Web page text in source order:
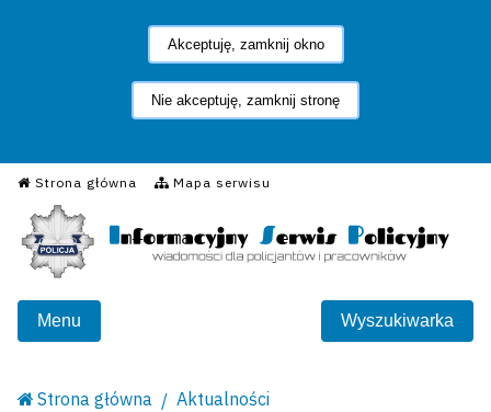
Akceptuję, zamknij okno
Nie akceptuję, zamknij stronę
Strona główna Mapa serwisu
Informacyjny Serwis
Menu Wyszukiwarka
Strona główna Aktualności